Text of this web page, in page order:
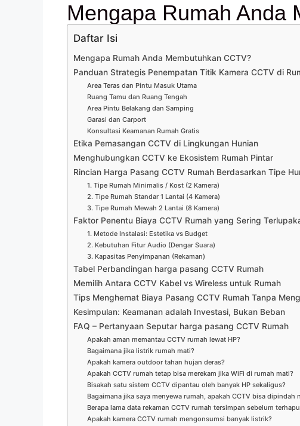
Mengapa Rumah Anda
Daftar Isi
Mengapa Rumah Anda Membutuhkan CCTV?
Panduan Strategis Penempatan Titik Kamera CCTV di
Area Teras dan Pintu Masuk Utama
Ruang Tamu dan Ruang Tengah
Area Pintu Belakang dan Samping
Garasi dan Carport
Konsultasi Keamanan Rumah Gratis
Etika Pemasangan CCTV di Lingkungan Hunian
Menghubungkan CCTV ke Ekosistem Rumah Pintar
Rincian Harga Pasang CCTV Rumah Berdasarkan Tipe
1. Tipe Rumah Minimalis / Kost (2 Kamera)
2. Tipe Rumah Standar 1 Lantai (4 Kamera)
3. Tipe Rumah Mewah 2 Lantai (8 Kamera)
Faktor Penentu Biaya CCTV Rumah yang Sering
1. Metode Instalasi: Estetika vs Budget
2. Kebutuhan Fitur Audio (Dengar Suara)
3. Kapasitas Penyimpanan (Rekaman)
Tabel Perbandingan harga pasang CCTV Rumah
Memilih Antara CCTV Kabel vs Wireless untuk Rumah
Tips Menghemat Biaya Pasang CCTV Rumah Tanpa
Kesimpulan: Keamanan adalah Investasi, Bukan Beban
FAQ – Pertanyaan Seputar harga pasang CCTV Rumah
Apakah aman memantau CCTV rumah lewat HP?
Bagaimana jika listrik rumah mati?
Apakah kamera outdoor tahan hujan deras?
Apakah CCTV rumah tetap bisa merekam jika WiFi di rumah mati?
Bisakah satu sistem CCTV dipantau oleh banyak HP sekaligus?
Bagaimana jika saya menyewa rumah, apakah CCTV bisa dipindah
Berapa lama data rekaman CCTV rumah tersimpan sebelum
Apakah kamera CCTV rumah mengonsumsi banyak listrik?